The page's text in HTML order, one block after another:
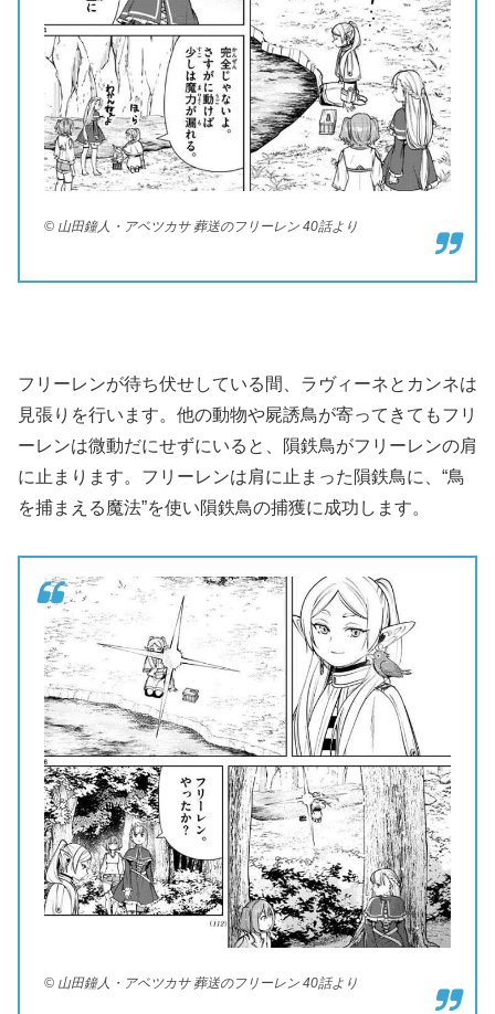
© 山田鐘人・アベツカサ 葬送のフリーレン 40話より
フリーレンが待ち伏せしている間、ラヴィーネとカンネは
見張りを行います。他の動物や屍誘鳥が寄ってきてもフリ
ーレンは微動だにせずにいると、隕鉄鳥がフリーレンの肩
に止まります。フリーレンは肩に止まった隕鉄鳥に、“鳥
を捕まえる魔法”を使い隕鉄鳥の捕獲に成功します。
© 山田鐘人・アベツカサ 葬送のフリーレン 40話より